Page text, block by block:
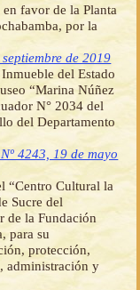
favor de la Planta
por la
de 2019
del Estado
“Marina Núñez
N° 2034 del
del Departamento
4243, 19 de mayo
“Centro Cultural la
Sucre del
de la Fundación
para su
protección,
administración y